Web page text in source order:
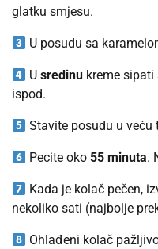
glatku smjesu.
U posudu sa
Usredinu kreme
ispod.
Stavite posudu u veću
Pecite oko55 minuta.
Kada je kolač pečen,
nekoliko sati (najbolje
Ohlađeni kolač